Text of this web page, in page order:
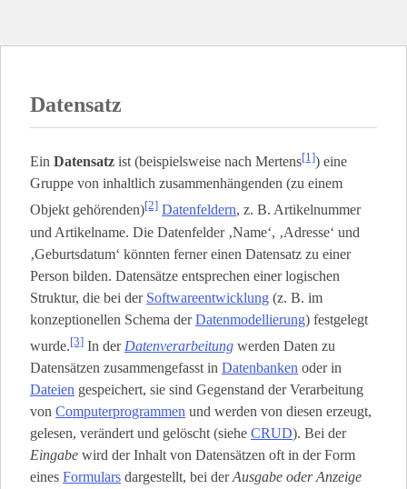
Datensatz
Ein Datensatz ist (beispielsweise nach Mertens[1]) eine
Gruppe von inhaltlich zusammenhängenden (zu einem
Objekt gehörenden)[2] Datenfeldern, z. B. Artikelnummer
und Artikelname. Die Datenfelder ‚Name‘, ‚Adresse‘ und
‚Geburtsdatum‘ könnten ferner einen Datensatz zu einer
Person bilden. Datensätze entsprechen einer logischen
Struktur, die bei der Softwareentwicklung (z. B. im
konzeptionellen Schema derDatenmodellierung) festgelegt
wurde.[3] In der Datenverarbeitung werden Daten zu
Datensätzen zusammengefasst in Datenbanken oder in
Dateien gespeichert, sie sind Gegenstand der Verarbeitung
von Computerprogrammen und werden von diesen erzeugt,
gelesen, verändert und gelöscht (siehe CRUD). Bei der
Eingabe wird der Inhalt von Datensätzen oft in der Form
eines Formulars dargestellt, bei derAusgabe oder Anzeige